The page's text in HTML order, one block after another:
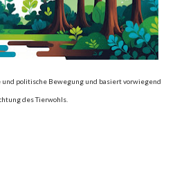
und politische Bewegung und basiert vorwiegend
des Tierwohls.